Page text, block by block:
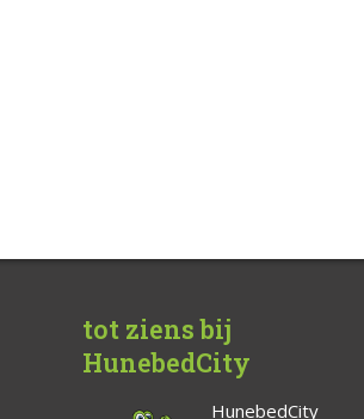
tot ziens bij
HunebedCity
HunebedCity